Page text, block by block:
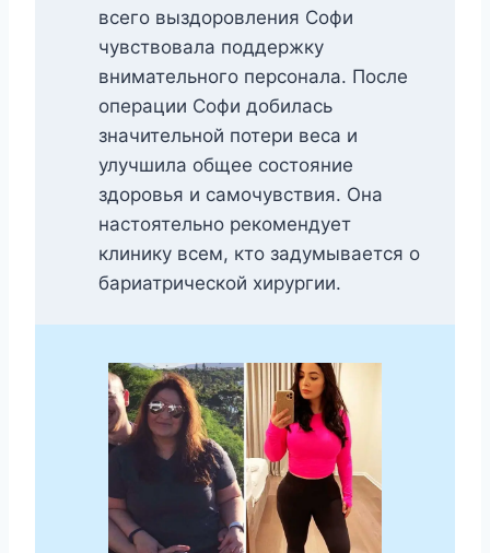
всего выздоровления Софи
чувствовала поддержку
внимательного персонала. После
операции Софи добилась
значительной потери веса и
улучшила общее состояние
здоровья и самочувствия. Она
настоятельно рекомендует
клинику всем, кто задумывается о
бариатрической хирургии.